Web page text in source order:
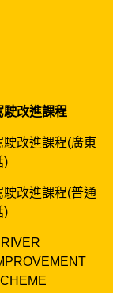
駛改進課程
駛改進課程(廣東
)
駛改進課程(普通
)